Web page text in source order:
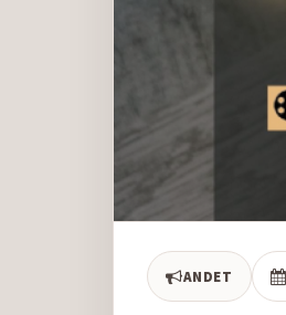
ANDET